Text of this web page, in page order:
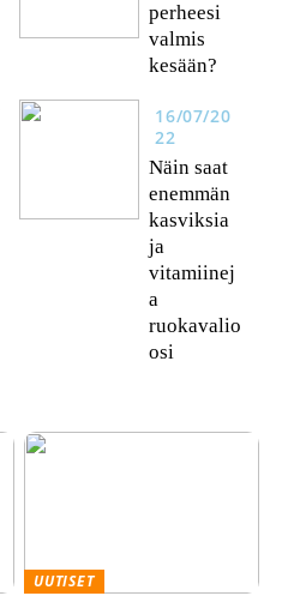
perheesi
valmis
kesään?
16/07/20
22
Näin saat
enemmän
kasviksia
ja
vitamiinej
a
ruokavalio
osi
UUTISET